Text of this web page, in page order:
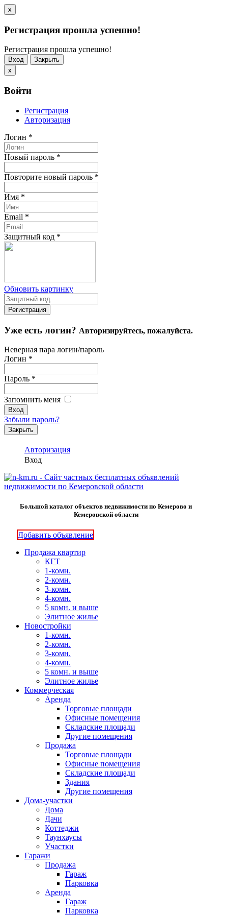
x
Регистрация прошла успешно!
Регистрация прошла успешно!
Вход
Закрыть
x
Войти
Регистрация
Авторизация
Логин *
Новый пароль *
Повторите новый пароль *
Имя *
Email *
Защитный код *
Обновить картинку
Уже есть логин? Авторизируйтесь, пожалуйста.
Неверная пара логин/пароль
Логин *
Пароль *
Запомнить меня
Забыли пароль?
Закрыть
Авторизация
Вход
Большой каталог объектов недвижимости по Кемерово и
Кемеровской области
Добавить объявление
Продажа квартир
КГТ
1-комн.
2-комн.
3-комн.
4-комн.
5 комн. и выше
Элитное жилье
Новостройки
1-комн.
2-комн.
3-комн.
4-комн.
5 комн. и выше
Элитное жилье
Коммерческая
Аренда
Торговые площади
Офисные помещения
Складские площади
Другие помещения
Продажа
Торговые площади
Офисные помещения
Складские площади
Здания
Другие помещения
Дома-участки
Дома
Дачи
Коттеджи
Таунхаусы
Участки
Гаражи
Продажа
Гараж
Парковка
Аренда
Гараж
Парковка